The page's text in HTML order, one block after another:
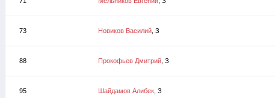
73 Новиков Василий , З
88 Прокофьев Дмитрий , З
95 Шайдамов Алибек , З